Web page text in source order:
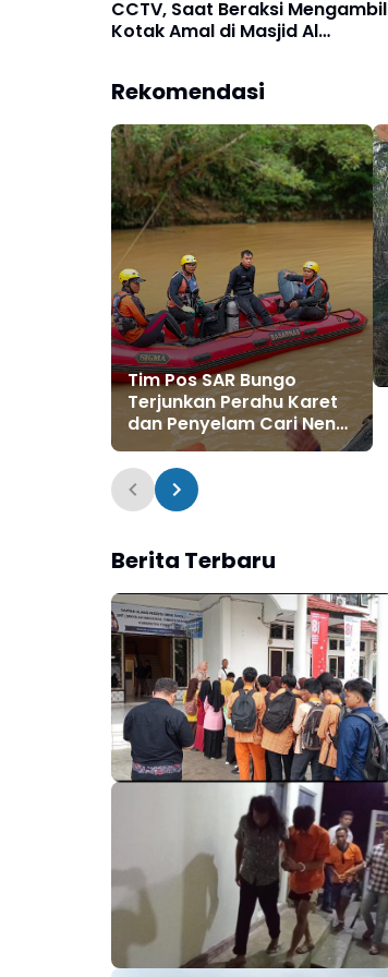
CCTV, Saat Beraksi Mengambil
Kotak Amal di Masjid Al
Rekomendasi
Tim Pos SAR Bungo
Terjunkan Perahu Karet
dan Penyelam Cari Nenek
Zaimah yang Tenggelam
di Sungai Nalo Tantan
Merangin
Berita Terbaru